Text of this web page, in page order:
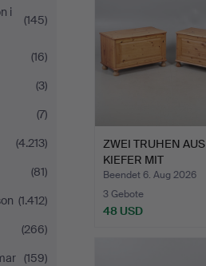
i
(145)
(16)
(3)
(7)
(4.213)
(81)
(1.412)
(266)
(159)
ZWEI TRUHEN AUS
KIEFER MIT
KLAPPDECKEL.
Beendet 6. Aug 2026
3 Gebote
48 USD